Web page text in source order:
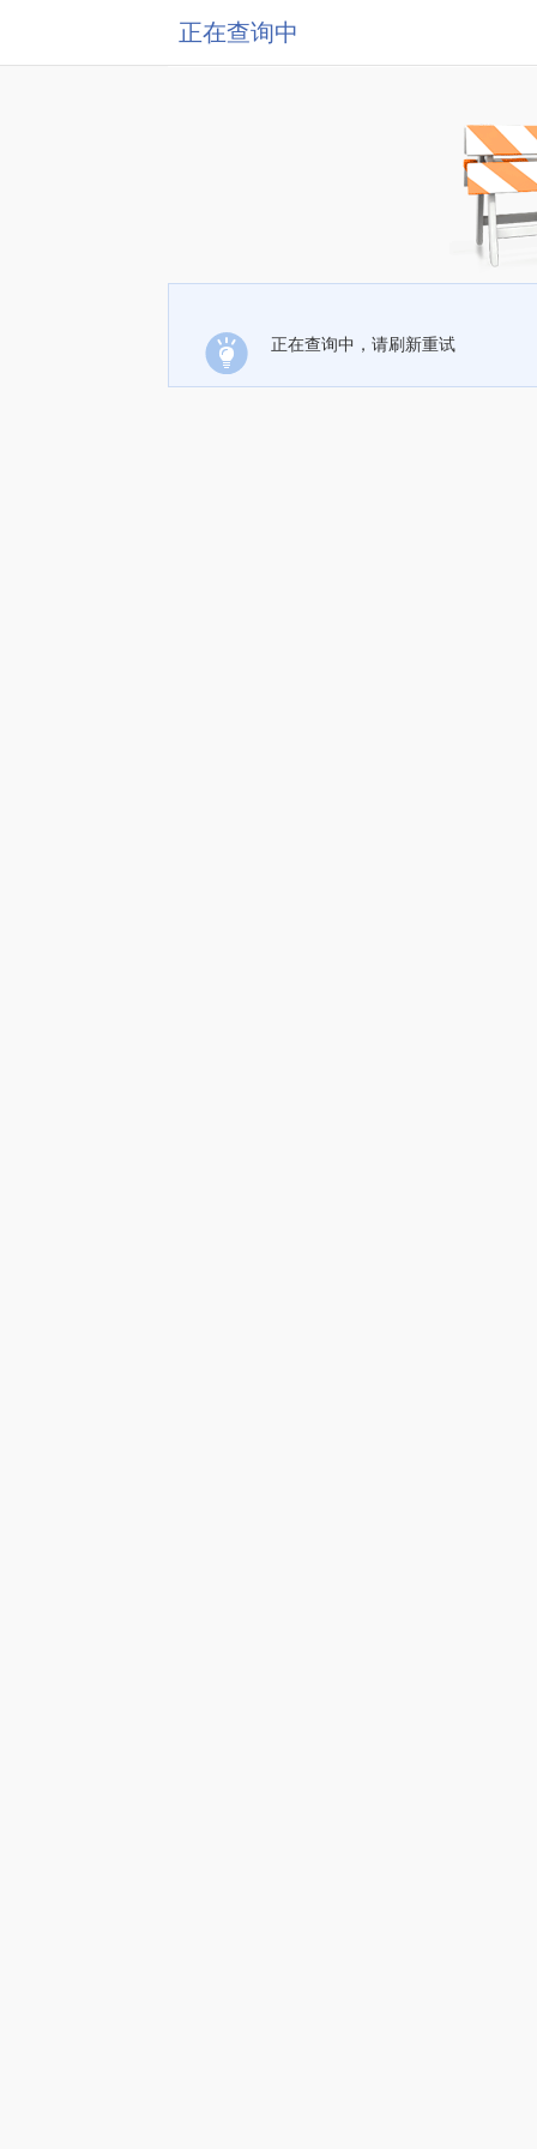
正在查询中
正在查询中，请刷新重试